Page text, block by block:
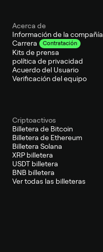
Acerca de
Información de la compañía
Carrera
Contratación
Kits de prensa
política de privacidad
Acuerdo del Usuario
Verificación del equipo
Criptoactivos
Billetera de Bitcoin
Billetera de Ethereum
Billetera Solana
XRP billetera
USDT billetera
BNB billetera
Ver todas las billeteras